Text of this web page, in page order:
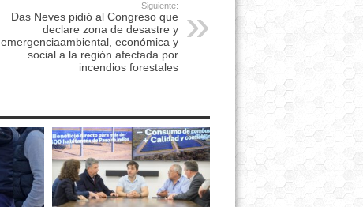
Siguiente:
Das Neves pidió al Congreso que
declare zona de desastre y
emergenciaambiental, económica y
social a la región afectada por
incendios forestales